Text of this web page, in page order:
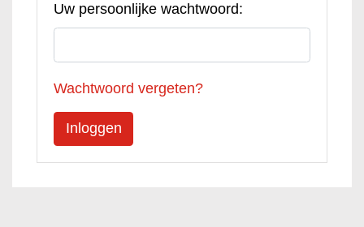
Uw persoonlijke wachtwoord:
Wachtwoord vergeten?